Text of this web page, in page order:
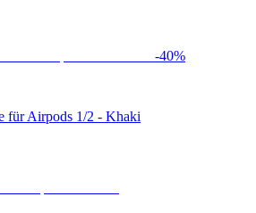
-40%
für Airpods 1/2 - Khaki